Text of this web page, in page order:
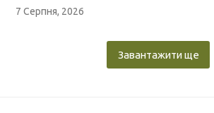
7 Серпня, 2026
Завантажити ще